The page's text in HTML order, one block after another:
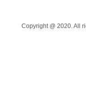
Copyright @ 2020. All